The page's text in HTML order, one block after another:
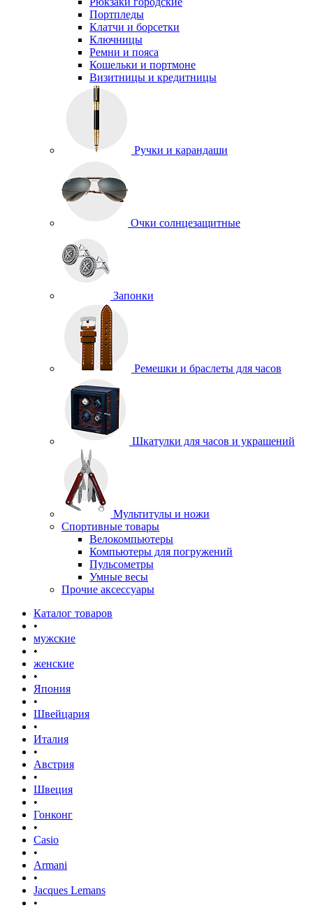
Портпледы
Клатчи и борсетки
Ключницы
Ремни и пояса
Кошельки и портмоне
Визитницы и кредитницы
Ручки и карандаши
Очки солнцезащитные
Запонки
Ремешки и браслеты для часов
Шкатулки для часов и украшений
Мультитулы и ножи
Спортивные товары
Велокомпьютеры
Компьютеры для погружений
Пульсометры
Умные весы
Прочие аксессуары
Каталог товаров
•
мужские
•
женские
•
Япония
•
Швейцария
•
Италия
•
Австрия
•
Швеция
•
Гонконг
•
Casio
•
Armani
•
Jacques Lemans
•